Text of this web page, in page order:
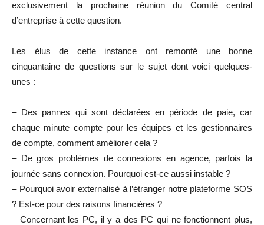
exclusivement la prochaine réunion du Comité central
d’entreprise à cette question.
Les élus de cette instance ont remonté une bonne
cinquantaine de questions sur le sujet dont voici quelques-
unes :
– Des pannes qui sont déclarées en période de paie, car
chaque minute compte pour les équipes et les gestionnaires
de compte, comment améliorer cela ?
– De gros problèmes de connexions en agence, parfois la
journée sans connexion. Pourquoi est-ce aussi instable ?
– Pourquoi avoir externalisé à l’étranger notre plateforme SOS
? Est-ce pour des raisons financières ?
– Concernant les PC, il y a des PC qui ne fonctionnent plus,